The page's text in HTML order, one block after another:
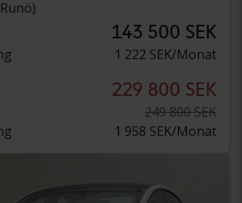
143 500 SEK
1 222 SEK/Monat
229 800 SEK
249 800 SEK
1 958 SEK/Monat